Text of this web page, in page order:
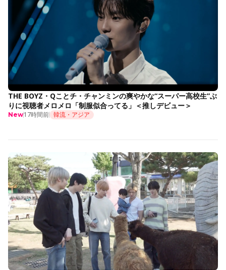
THE BOYZ・Qことチ・チャンミンの爽やかな“スーパー高校生”ぶ
りに視聴者メロメロ「制服似合ってる」＜推しデビュー＞
New17時間前 韓流・アジア